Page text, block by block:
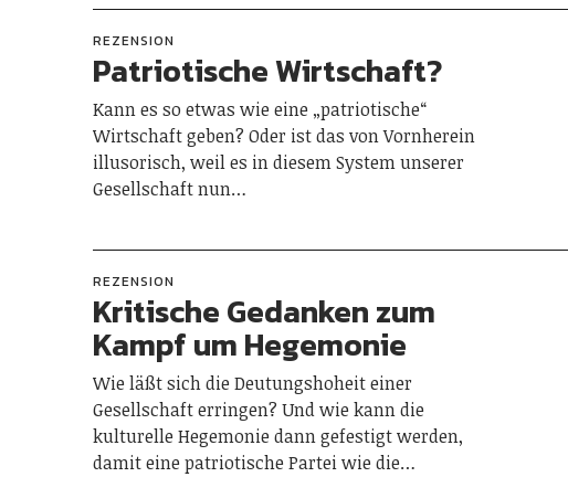
REZENSION
Patriotische Wirtschaft?
Kann es so etwas wie eine „patriotische“
Wirtschaft geben? Oder ist das von Vornherein
illusorisch, weil es in diesem System unserer
Gesellschaft nun…
REZENSION
Kritische Gedanken zum
Kampf um Hegemonie
Wie läßt sich die Deutungshoheit einer
Gesellschaft erringen? Und wie kann die
kulturelle Hegemonie dann gefestigt werden,
damit eine patriotische Partei wie die…